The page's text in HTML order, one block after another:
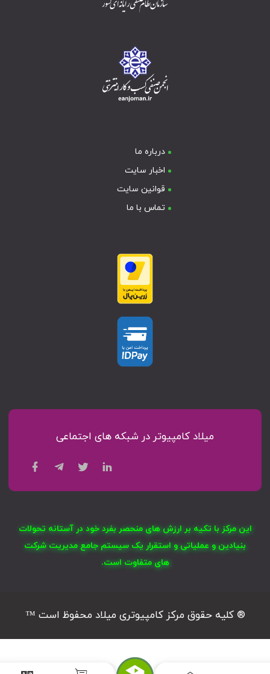
درباره ما
اخبار سایت
قوانین سایت
تماس با ما
میلاد کامپیوتر در شبکه های اجتماعی
این مرکز با تکیه بر ارزش های منحصر بفرد خود در آستانه تحولات
بنیادین و عملیاتی و استقرار یک سیستم جامع مدیریت شرکت
های متفاوت است.
® کلیه حقوق مرکز کامپیوتری میلاد محفوظ است ™